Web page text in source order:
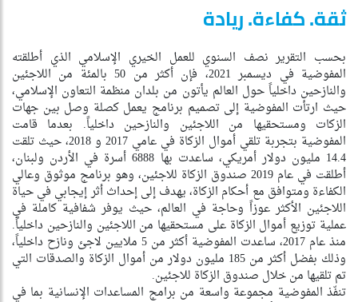
ثقة. كفاءة. ريادة
بحسب التقرير نصف السنوي للعمل الخيري الإسلامي الذي أطلقته
المفوضية في ديسمبر 2021، فإن أكثر من 50 بالمئة من اللاجئين
والنازحين داخلياً حول العالم يأتون من بلدان منظمة التعاون الإسلامي،
حيث ارتأت المفوضية إلى تصميم برنامج يعمل كصلة وصل بين جهات
الزكات ومستحقيها من اللاجئين والنازحين داخلياً. بعدما قامت
المفوضية بتجربة تلقي أموال الزكاة في عامي 2017 و 2018، حيث تلقت
14.4 مليون دولار أمريكي، ساعدت بها 6888 أسرة في الأردن ولبنان،
أطلقت في عام 2019 صندوق الزكاة للاجئين، وهو برنامج موثوق وعالي
الكفاءة ومتوافق مع أحكام الزكاة، يهدف إلى إحداث أثر إيجابي في حياة
اللاجئين الأكثر عوزاً وحاجة في العالم، حيث يوفر شفافية كاملة في
عملية توزيع أموال الزكاة على مستحقيها من اللاجئين والنازحين داخلياً.
منذ عام 2017، ساعدت المفوضية أكثر من 5 ملايين لاجئ ونازح داخلياً،
وذلك بفضل أكثر من 185 مليون دولار من أموال الزكاة والصدقات التي
تم تلقيها من خلال صندوق الزكاة للاجئين.
تنفّذ المفوضية مجموعة واسعة من برامج المساعدات الإنسانية بما في